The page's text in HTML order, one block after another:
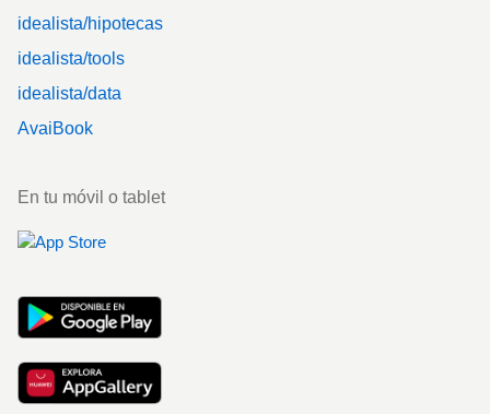
idealista/hipotecas
idealista/tools
idealista/data
AvaiBook
En tu móvil o tablet